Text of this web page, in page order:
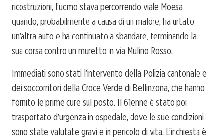
ricostruzioni, l’uomo stava percorrendo viale Moesa
quando, probabilmente a causa di un malore, ha urtato
un’altra auto e ha continuato a sbandare, terminando la
sua corsa contro un muretto in via Mulino Rosso.
Immediati sono stati l’intervento della Polizia cantonale e
dei soccorritori della Croce Verde di Bellinzona, che hanno
fornito le prime cure sul posto. Il 61enne è stato poi
trasportato d’urgenza in ospedale, dove le sue condizioni
sono state valutate gravi e in pericolo di vita. L’inchiesta è